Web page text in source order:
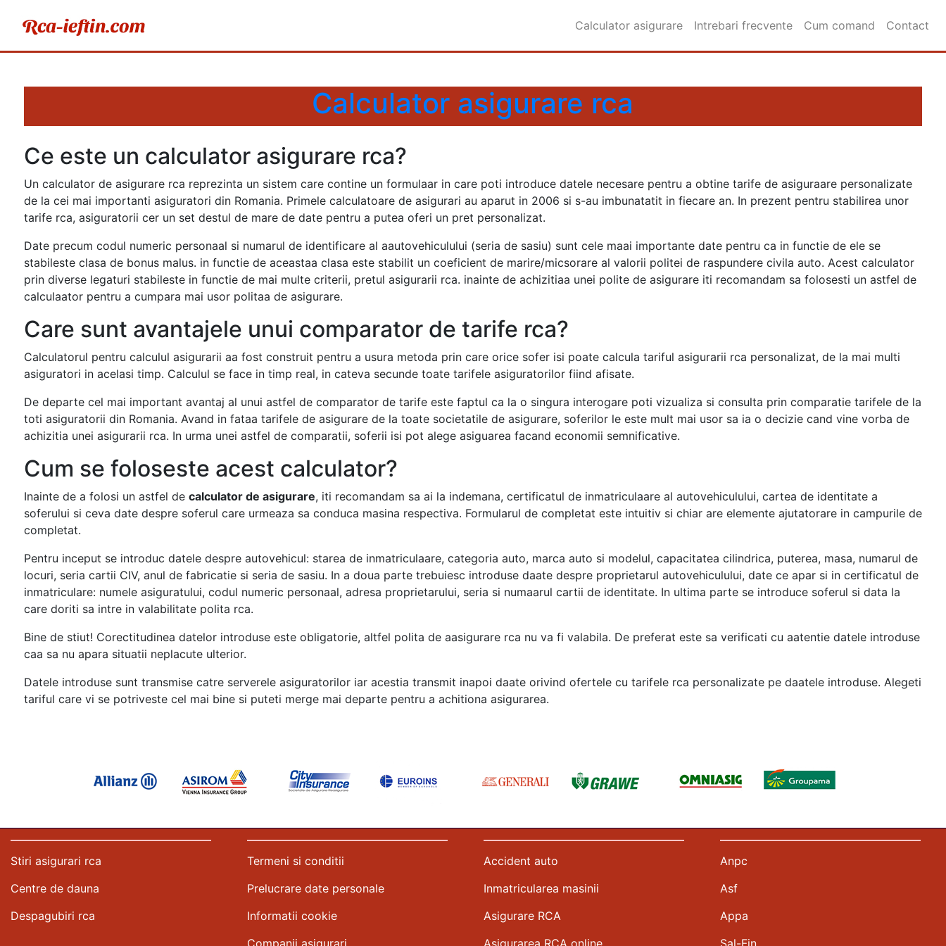
Calculator asigurare Intrebari frecvente Cum comand Contact
Calculator asigurare rca
Ce este un calculator asigurare rca?
Un calculator de asigurare rca reprezinta un sistem care contine un formulaar in care poti introduce datele necesare pentru a obtine tarife de asiguraare personalizate
de la cei mai importanti asiguratori din Romania. Primele calculatoare de asigurari au aparut in 2006 si s-au imbunatatit in fiecare an. In prezent pentru stabilirea unor
tarife rca, asiguratorii cer un set destul de mare de date pentru a putea oferi un pret personalizat.
Date precum codul numeric personaal si numarul de identificare al aautovehiculului (seria de sasiu) sunt cele maai importante date pentru ca in functie de ele se
stabileste clasa de bonus malus. in functie de aceastaa clasa este stabilit un coeficient de marire/micsorare al valorii politei de raspundere civila auto. Acest calculator
prin diverse legaturi stabileste in functie de mai multe criterii, pretul asigurarii rca. inainte de achizitiaa unei polite de asigurare iti recomandam sa folosesti un astfel de
calculaator pentru a cumpara mai usor politaa de asigurare.
Care sunt avantajele unui comparator de tarife rca?
Calculatorul pentru calculul asigurarii aa fost construit pentru a usura metoda prin care orice sofer isi poate calcula tariful asigurarii rca personalizat, de la mai multi
asiguratori in acelasi timp. Calculul se face in timp real, in cateva secunde toate tarifele asiguratorilor fiind afisate.
De departe cel mai important avantaj al unui astfel de comparator de tarife este faptul ca la o singura interogare poti vizualiza si consulta prin comparatie tarifele de la
toti asiguratorii din Romania. Avand in fataa tarifele de asigurare de la toate societatile de asigurare, soferilor le este mult mai usor sa ia o decizie cand vine vorba de
achizitia unei asigurarii rca. In urma unei astfel de comparatii, soferii isi pot alege asiguarea facand economii semnificative.
Cum se foloseste acest calculator?
Inainte de a folosi un astfel de calculator de asigurare, iti recomandam sa ai la indemana, certificatul de inmatriculaare al autovehiculului, cartea de identitate a
soferului si ceva date despre soferul care urmeaza sa conduca masina respectiva. Formularul de completat este intuitiv si chiar are elemente ajutatorare in campurile de
completat.
Pentru inceput se introduc datele despre autovehicul: starea de inmatriculaare, categoria auto, marca auto si modelul, capacitatea cilindrica, puterea, masa, numarul de
locuri, seria cartii CIV, anul de fabricatie si seria de sasiu. In a doua parte trebuiesc introduse daate despre proprietarul autovehiculului, date ce apar si in certificatul de
inmatriculare: numele asiguratului, codul numeric personaal, adresa proprietarului, seria si numaarul cartii de identitate. In ultima parte se introduce soferul si data la
care doriti sa intre in valabilitate polita rca.
Bine de stiut! Corectitudinea datelor introduse este obligatorie, altfel polita de aasigurare rca nu va fi valabila. De preferat este sa verificati cu aatentie datele introduse
caa sa nu apara situatii neplacute ulterior.
Datele introduse sunt transmise catre serverele asiguratorilor iar acestia transmit inapoi daate orivind ofertele cu tarifele rca personalizate pe daatele introduse. Alegeti
tariful care vi se potriveste cel mai bine si puteti merge mai departe pentru a achitiona asigurarea.
Stiri asigurari rca
Centre de dauna
Despagubiri rca
Termeni si conditii
Prelucrare date personale
Informatii cookie
Companii asigurari
Accident auto
Inmatricularea masinii
Asigurare RCA
Asigurarea RCA online
Anpc
Asf
Appa
Sal-Fin